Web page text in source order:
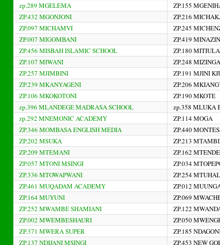
zp.289 MGELEMA
ZP.155
ZP.432 MGONJONI
ZP.216
ZP.097 MICHAMVI
ZP.245
ZP.007 MIGOMBANI
ZP.419
ZP.456 MISBAH ISLAMIC SCHOOL
ZP.180
ZP.107 MIWANI
ZP.248
ZP.257 MJIMBINI
ZP.191 MJINI
ZP.239 MKANYAGENI
ZP.206
ZP.106 MKOKOTONI
ZP.190 MKOTE
zp.396 MLANDEGE MADRASA SCHOOL
zp.358 MLUKA
zp.292 MNEMONIC ACADEMY
ZP.114 MOGA
ZP.346 MOMBASA ENGLISH MEDIA
ZP.440
ZP.202 MSUKA
ZP.213
ZP.209 MTEMANI
ZP.162 MTENDE
ZP.057 MTONI MSINGI
ZP.034
ZP.336 MTOWAPWANI
ZP.254
ZP.461 MUQADAM ACADEMY
ZP.012
ZP.164 MUYUNI
ZP.069
ZP.252 MWAMBE SHAMIANI
ZP.122
ZP.002 MWEMBESHAURI
ZP.050
ZP.371 MWERA SUPER
ZP.185
ZP.137 NDIJANI MSINGI
ZP.453 NEW